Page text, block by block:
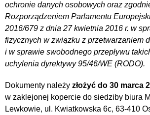
ochronie danych osobowych oraz
Rozporządzeniem Parlamentu
2016/679 z dnia 27 kwietnia 2016 r. w
fizycznych w związku z przetwarzaniem
i w sprawie swobodnego przepływu
uchylenia dyrektywy 95/46/WE (RODO).
Dokumenty należy złożyć do 30 marca
w zaklejonej kopercie do siedziby biura
Lewkowie, ul. Kwiatkowska 6c, 63-410